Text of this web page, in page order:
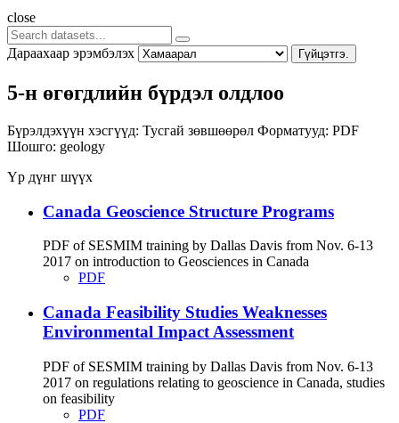
close
Дараахаар эрэмбэлэх Гүйцэтгэ.
5-н өгөгдлийн бүрдэл олдлоо
Бүрэлдэхүүн хэсгүүд: Тусгай зөвшөөрөл Форматууд: PDF
Шошго: geology
Үр дүнг шүүх
Canada Geoscience Structure Programs
PDF of SESMIM training by Dallas Davis from Nov. 6-13
2017 on introduction to Geosciences in Canada
PDF
Canada Feasibility Studies Weaknesses
Environmental Impact Assessment
PDF of SESMIM training by Dallas Davis from Nov. 6-13
2017 on regulations relating to geoscience in Canada, studies
on feasibility
PDF